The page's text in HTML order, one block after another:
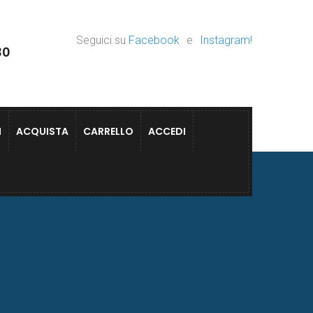
Seguici su Facebook e Instagram!
ACQUISTA CARRELLO ACCEDI